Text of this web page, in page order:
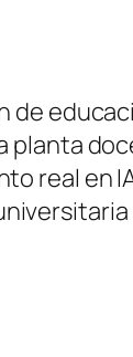
planta
real en